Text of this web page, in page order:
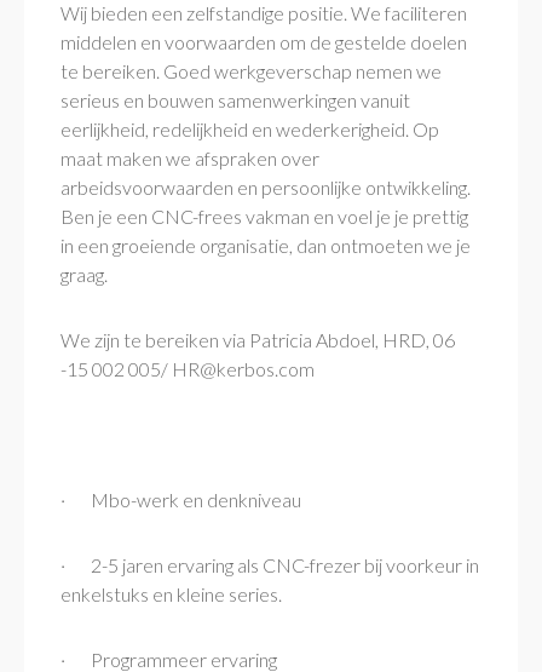
Wij bieden een zelfstandige positie. We faciliteren
middelen en voorwaarden om de gestelde doelen
te bereiken. Goed werkgeverschap nemen we
serieus en bouwen samenwerkingen vanuit
eerlijkheid, redelijkheid en wederkerigheid. Op
maat maken we afspraken over
arbeidsvoorwaarden en persoonlijke ontwikkeling.
Ben je een CNC-frees vakman en voel je je prettig
in een groeiende organisatie, dan ontmoeten we je
graag.
We zijn te bereiken via Patricia Abdoel, HRD, 06
-15 002 005/ HR@kerbos.com
· Mbo-werk en denkniveau
· 2-5 jaren ervaring als CNC-frezer bij voorkeur in
enkelstuks en kleine series.
· Programmeer ervaring